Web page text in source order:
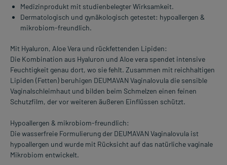
Medizinprodukt mit studienbelegter Wirksamkeit.
Dermatologisch und gynäkologisch getestet: hypoallergen &
mikrobiom-freundlich.
Mit Hyaluron, Aloe Vera und rückfettenden Lipiden:
Die Kombination aus Hyaluron und Aloe vera spendet intensive
Feuchtigkeit genau dort, wo sie fehlt. Zusammen mit reichhaltigen
Lipiden (Fetten) beruhigen DEUMAVAN Vaginalovula die sensible
Vaginalschleimhaut und bilden beim Schmelzen einen feinen
Schutzfilm, der vor weiteren äußeren Einflüssen schützt.
Hypoallergen & mikrobiom-freundlich:
Die wasserfreie Formulierung der DEUMAVAN Vaginalovula ist
hypoallergen und wurde mit Rücksicht auf das natürliche vaginale
Mikrobiom entwickelt.